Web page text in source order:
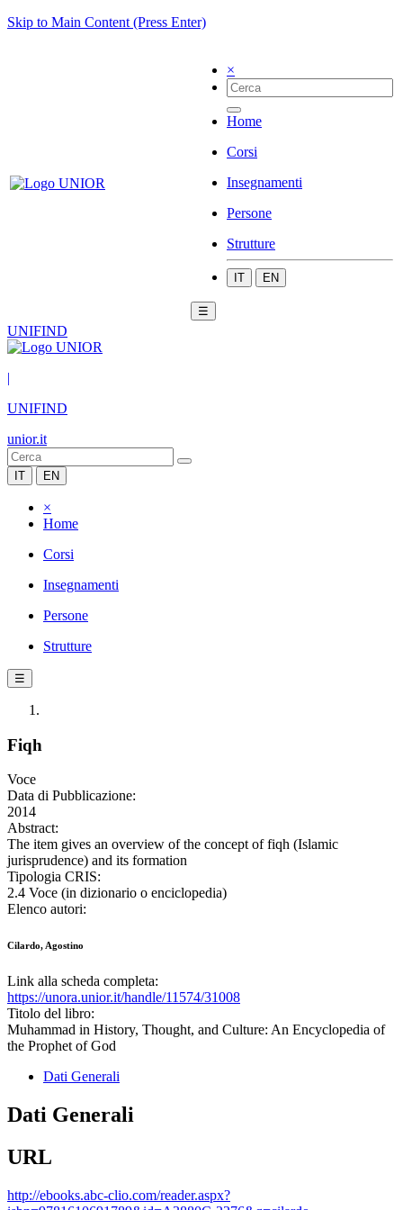
Skip to Main Content (Press Enter)
×
Home
Corsi
Insegnamenti
Persone
Strutture
IT EN
☰
UNIFIND
|
UNIFIND
unior.it
IT EN
×
Home
Corsi
Insegnamenti
Persone
Strutture
☰
Fiqh
Voce
Data di Pubblicazione:
2014
Abstract:
The item gives an overview of the concept of fiqh (Islamic
jurisprudence) and its formation
Tipologia CRIS:
2.4 Voce (in dizionario o enciclopedia)
Elenco autori:
Cilardo, Agostino
Link alla scheda completa:
https://unora.unior.it/handle/11574/31008
Titolo del libro:
Muhammad in History, Thought, and Culture: An Encyclopedia of
the Prophet of God
Dati Generali
Dati Generali
URL
http://ebooks.abc-clio.com/reader.aspx?